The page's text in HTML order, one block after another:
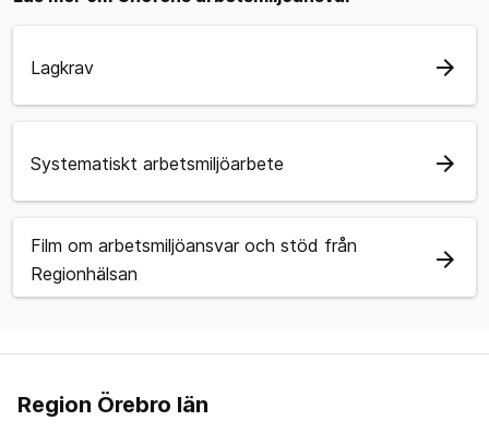
Lagkrav arrow_forward
Systematiskt arbetsmiljöarbete arrow_forward
Film om arbetsmiljöansvar och stöd från
Regionhälsan
arrow_forward
Region Örebro län